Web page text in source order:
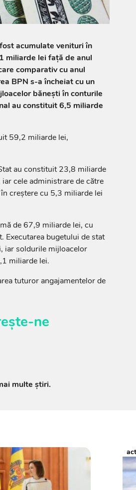
acumulate venituri în
miliarde lei față de anul
comparativ cu anul
BPN s-a încheiat cu un
bănești în conturile
au constituit 6,5 miliarde
59,2 miliarde lei,
au constituit 23,8 miliarde
cele administrare de către
creștere cu 5,3 miliarde lei
de 67,9 miliarde lei, cu
bugetului de stat
iar soldurile mijloacelor
miliarde lei.
tuturor angajamentelor de
ne
multe știri.